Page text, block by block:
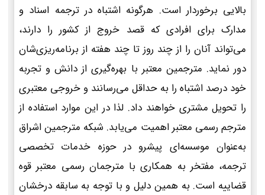
بالایی برخوردار است. هرگونه اشتباه در ترجمه اسناد و
مدارک برای افرادی که قصد خروج از کشور را دارند،
می‌تواند آنان را از چند روز تا چند هفته از برنامه‌ریزی‌شان
دور نماید. مترجمین معتبر با بهره‌گیری از دانش و تجربه
خود درصد اشتباه را به حداقل می‌رسانند و خروجی معتبری
را تحویل مشتری خواهند داد. لذا در این موارد استفاده از
مترجم رسمی معتبر اهمیت می‌یابد. شبکه مترجمین اشراق
به‌عنوان موسسه‌ای پیشرو در حوزه خدمات تخصصی
ترجمه، مفتخر به همکاری با مترجمان رسمی معتبر قوه
قضاییه است. به همین دلیل و با توجه به سابقه درخشان